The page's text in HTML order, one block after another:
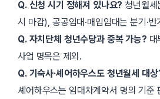
Q. 신청 시기 정해져 있나요? 청년월세
시 마감), 공공임대·매입임대는 분기·반
Q. 자치단체 청년수당과 중복 가능? 대
사업 명목은 제외.
Q. 기숙사·셰어하우스도 청년월세 대
셰어하우스는 임대차계약서 명의 기준